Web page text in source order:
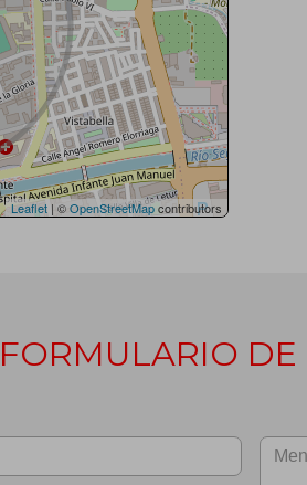
Leaflet | ©OpenStreetMapcontributors
FORMULARIO